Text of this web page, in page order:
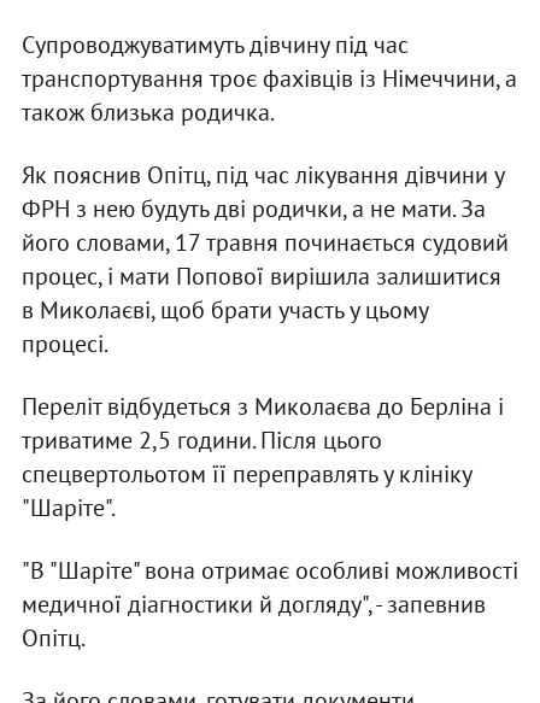
Супроводжуватимуть дівчину під час
транспортування троє фахівців із Німеччини, а
також близька родичка.
Як пояснив Опітц, під час лікування дівчини у
ФРН з нею будуть дві родички, а не мати. За
його словами, 17 травня починається судовий
процес, і мати Попової вирішила залишитися
в Миколаєві, щоб брати участь у цьому
процесі.
Переліт відбудеться з Миколаєва до Берліна і
триватиме 2,5 години. Після цього
спецвертольотом її переправлять у клініку
"Шаріте".
"В "Шаріте" вона отримає особливі можливості
медичної діагностики й догляду", - запевнив
Опітц.